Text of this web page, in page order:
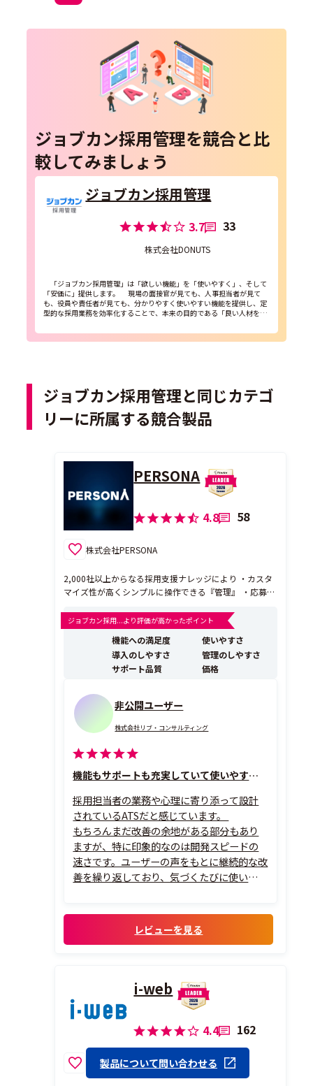
ジョブカン採用管理を競合と比
較してみましょう
ジョブカン採用管理
3.7 33
株式会社DONUTS
「ジョブカン採用管理」は「欲しい機能」を「使いやすく」、そして
「安価に」提供します。 現場の面接官が見ても、人事担当者が見て
も、役員や責任者が見ても、分かりやすく使いやすい機能を提供し、定
型的な採用業務を効率化することで、本来の目的である「良い人材を採
ジョブカン採用管理と同じカテゴ
リーに所属する競合製品
PERSONA
4.8 58
株式会社PERSONA
2,000社以上からなる採用支援ナレッジにより ・カスタ
マイズ性が高くシンプルに操作できる『管理』 ・応募書
によって『効率化』と『採用品質向上』を実現する次世
代型採用管理システム ※現在TVCM放映キャンペーン実
施中です。 -----------...
ジョブカン採用...より評価が高かったポイント
機能への満足度
使いやすさ
導入のしやすさ
管理のしやすさ
サポート品質
価格
非公開ユーザー
株式会社リブ・コンサルティング
機能もサポートも充実していて使いやすいです！
採用担当者の業務や心理に寄り添って設計
されているATSだと感じています。
もちろんまだ改善の余地がある部分もあり
ますが、特に印象的なのは開発スピードの
速さです。ユーザーの声をもとに継続的な改
善を繰り返しており、気づくたびに使いやす
ているサービス」という感覚があり、使いな
がら応援したくなるATSです。
レビューを見る
i-web
4.4 162
製品について問い合わせる